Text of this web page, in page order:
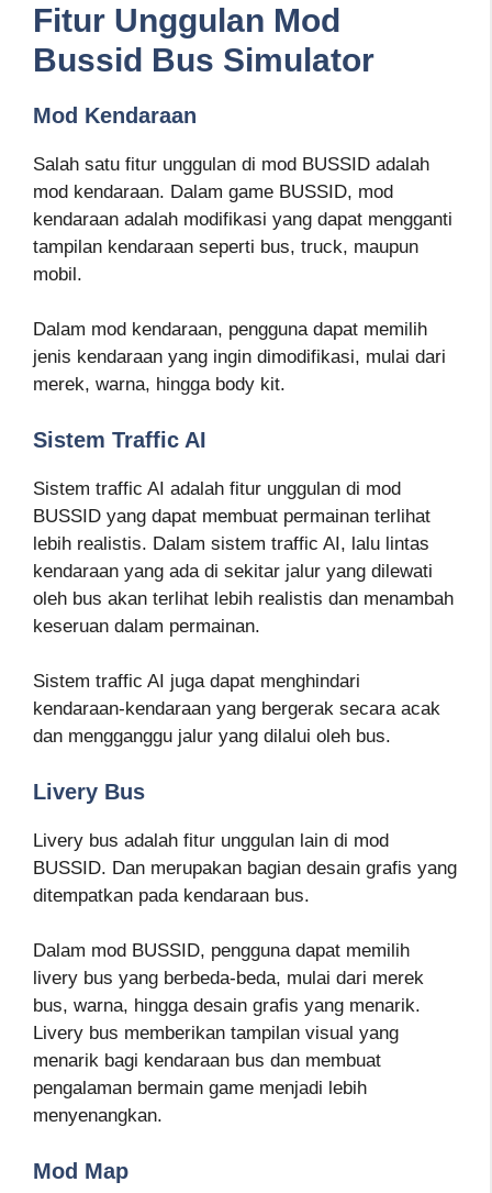
Fitur Unggulan Mod
Bussid Bus Simulator
Mod Kendaraan
Salah satu fitur unggulan di mod BUSSID adalah
mod kendaraan. Dalam game BUSSID, mod
kendaraan adalah modifikasi yang dapat mengganti
tampilan kendaraan seperti bus, truck, maupun
mobil.
Dalam mod kendaraan, pengguna dapat memilih
jenis kendaraan yang ingin dimodifikasi, mulai dari
merek, warna, hingga body kit.
Sistem Traffic AI
Sistem traffic AI adalah fitur unggulan di mod
BUSSID yang dapat membuat permainan terlihat
lebih realistis. Dalam sistem traffic AI, lalu lintas
kendaraan yang ada di sekitar jalur yang dilewati
oleh bus akan terlihat lebih realistis dan menambah
keseruan dalam permainan.
Sistem traffic AI juga dapat menghindari
kendaraan-kendaraan yang bergerak secara acak
dan mengganggu jalur yang dilalui oleh bus.
Livery Bus
Livery bus adalah fitur unggulan lain di mod
BUSSID. Dan merupakan bagian desain grafis yang
ditempatkan pada kendaraan bus.
Dalam mod BUSSID, pengguna dapat memilih
livery bus yang berbeda-beda, mulai dari merek
bus, warna, hingga desain grafis yang menarik.
Livery bus memberikan tampilan visual yang
menarik bagi kendaraan bus dan membuat
pengalaman bermain game menjadi lebih
menyenangkan.
Mod Map